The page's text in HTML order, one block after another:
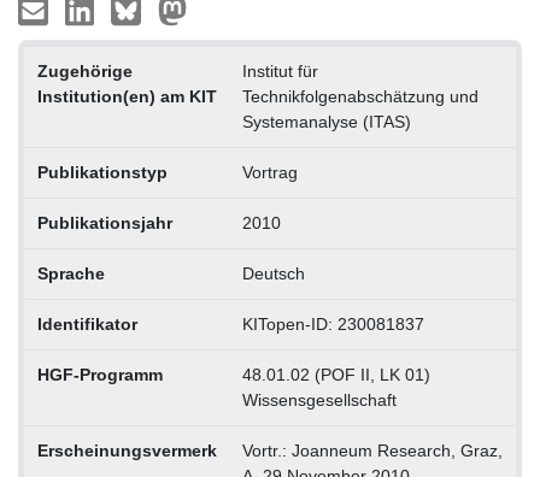
Zugehörige
Institution(en) am KIT
Institut für
Technikfolgenabschätzung und
Systemanalyse (ITAS)
Publikationstyp Vortrag
Publikationsjahr 2010
Sprache Deutsch
Identifikator KITopen-ID: 230081837
HGF-Programm
48.01.02 (POF II, LK 01)
Wissensgesellschaft
Erscheinungsvermerk
Vortr.: Joanneum Research, Graz,